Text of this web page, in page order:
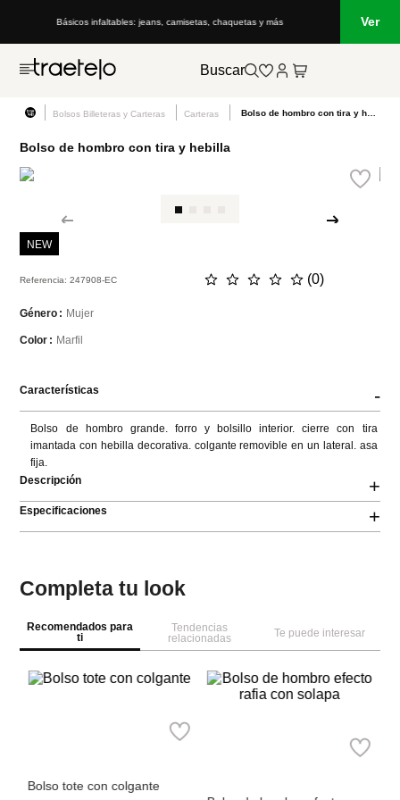
Básicos infaltables: jeans, camisetas, chaquetas y más Ver
Buscar
Bolsos Billeteras y Carteras Carteras
Bolso de hombro con tira y hebilla
NEW
Referencia:247908-EC ☆ ☆ ☆ ☆ ☆ (0)
Género Mujer
Color Marfil
Características -
Bolso de hombro grande. forro y bolsillo interior. cierre con tira
imantada con hebilla decorativa. colgante removible en un lateral. asa
fija.
Descripción
+
Especificaciones +
Completa tu look
Recomendados para
ti
Tendencias
relacionadas
Te puede interesar